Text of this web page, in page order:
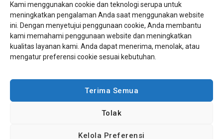
Kami menggunakan cookie dan teknologi serupa untuk
meningkatkan pengalaman Anda saat menggunakan website
ini. Dengan menyetujui penggunaan cookie, Anda membantu
kami memahami penggunaan website dan meningkatkan
kualitas layanan kami. Anda dapat menerima, menolak, atau
mengatur preferensi cookie sesuai kebutuhan.
Terima Semua
Tolak
Kelola Preferensi
Pusat Sukabumi
Sukamanis, Kadudampit, Sukabumi
Cabang Jakarta
Kembangan, Jakarta Barat
Sektor A3, Tangerang Selatan